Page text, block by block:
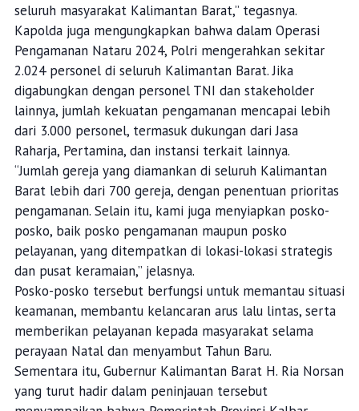
seluruh masyarakat Kalimantan Barat,” tegasnya.
Kapolda juga mengungkapkan bahwa dalam Operasi
Pengamanan Nataru 2024, Polri mengerahkan sekitar
2.024 personel di seluruh Kalimantan Barat. Jika
digabungkan dengan personel TNI dan stakeholder
lainnya, jumlah kekuatan pengamanan mencapai lebih
dari 3.000 personel, termasuk dukungan dari Jasa
Raharja, Pertamina, dan instansi terkait lainnya.
“Jumlah gereja yang diamankan di seluruh Kalimantan
Barat lebih dari 700 gereja, dengan penentuan prioritas
pengamanan. Selain itu, kami juga menyiapkan posko-
posko, baik posko pengamanan maupun posko
pelayanan, yang ditempatkan di lokasi-lokasi strategis
dan pusat keramaian,” jelasnya.
Posko-posko tersebut berfungsi untuk memantau situasi
keamanan, membantu kelancaran arus lalu lintas, serta
memberikan pelayanan kepada masyarakat selama
perayaan Natal dan menyambut Tahun Baru.
Sementara itu, Gubernur Kalimantan Barat H. Ria Norsan
yang turut hadir dalam peninjauan tersebut